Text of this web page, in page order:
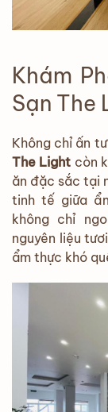
Khám
Sạn The
Không chỉ ấn
The Light còn
ăn đặc sắc tại
tinh tế giữa
không chỉ
nguyên liệu
ẩm thực khó